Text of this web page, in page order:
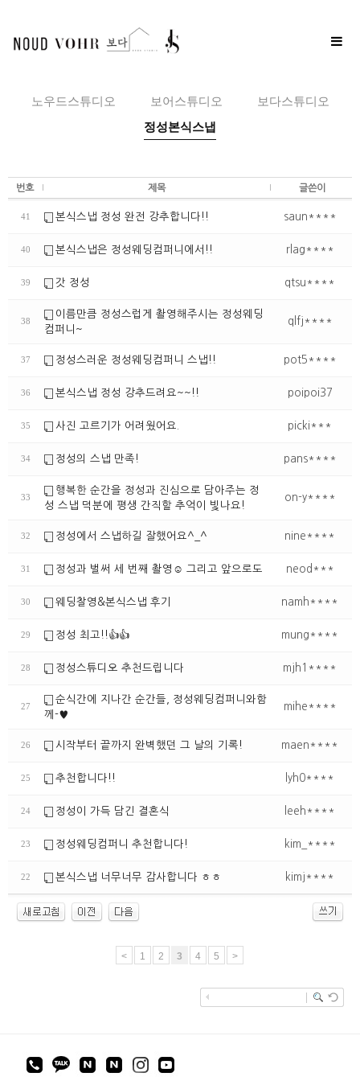
Toggle
노우드스튜디오 보어스튜디오
보다스튜디오
정성본식스냅
번호 제목 글쓴이
41 본식스냅 정성 완전 강추합니다!! saun****
40 본식스냅은 정성웨딩컴퍼니에서!! rlag****
39 갓 정성 qtsu****
38
이름만큼 정성스럽게 촬영해주시는 정성웨딩
컴퍼니~
qlfj****
37 정성스러운 정성웨딩컴퍼니 스냅!! pot5****
36 본식스냅 정성 강추드려요~~!! poipoi37
35 사진 고르기가 어려웠어요. picki***
34 정성의 스냅 만족! pans****
33
행복한 순간을 정성과 진심으로 담아주는 정
성 스냅 덕분에 평생 간직할 추억이 빛나요!
on-y****
32 정성에서 스냅하길 잘했어요^_^ nine****
31 정성과 벌써 세 번째 촬영☺️ 그리고 앞으로도 neod***
30 웨딩찰영&본식스냅 후기 namh****
29 정성 최고!!👍👍 mung****
28 정성스튜디오 추천드립니다 mjh1****
27
순식간에 지나간 순간들, 정성웨딩컴퍼니와함
께-♥︎
mihe****
26 시작부터 끝까지 완벽했던 그 날의 기록! maen****
25 추천합니다!! lyh0****
24 정성이 가득 담긴 결혼식 leeh****
23 정성웨딩컴퍼니 추천합니다! kim_****
22 본식스냅 너무너무 감사합니다 ㅎㅎ kimj****
< 1 2 3 4 5 >